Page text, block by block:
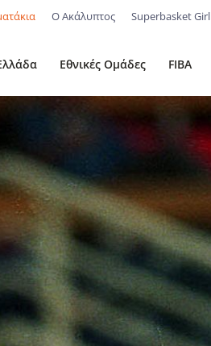
Ο Ακάλυπτος Superbasket Girl
Εθνικές Ομάδες FIBA